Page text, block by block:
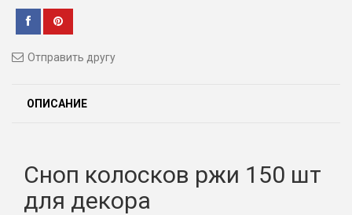
Отправить другу
ОПИСАНИЕ
Сноп колосков ржи 150 шт
для декора